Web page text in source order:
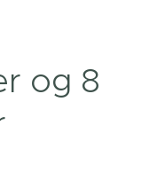
og 8